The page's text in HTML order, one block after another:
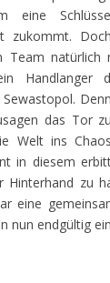
eine
zukommt.
Team natürlich
Handlanger
das Tor
Welt ins
in diesem
Hinterhand zu
eine
nun endgültig